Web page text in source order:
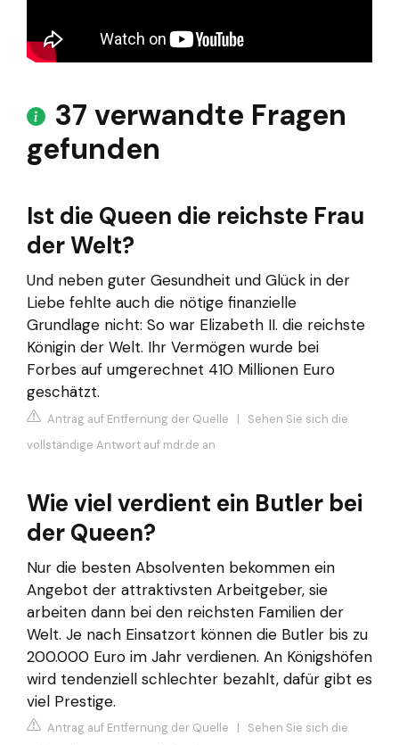
37 verwandte Fragen
gefunden
Ist die Queen die reichste Frau
der Welt?
Und neben guter Gesundheit und Glück in der
Liebe fehlte auch die nötige finanzielle
Grundlage nicht: So war Elizabeth II. die reichste
Königin der Welt. Ihr Vermögen wurde bei
Forbes auf umgerechnet 410 Millionen Euro
geschätzt.
Antrag auf Entfernung der Quelle | Sehen Sie sich die
vollständige Antwort auf mdr.de an
Wie viel verdient ein Butler bei
der Queen?
Nur die besten Absolventen bekommen ein
Angebot der attraktivsten Arbeitgeber, sie
arbeiten dann bei den reichsten Familien der
Welt. Je nach Einsatzort können die Butler bis zu
200.000 Euro im Jahr verdienen. An Königshöfen
wird tendenziell schlechter bezahlt, dafür gibt es
viel Prestige.
Antrag auf Entfernung der Quelle | Sehen Sie sich die